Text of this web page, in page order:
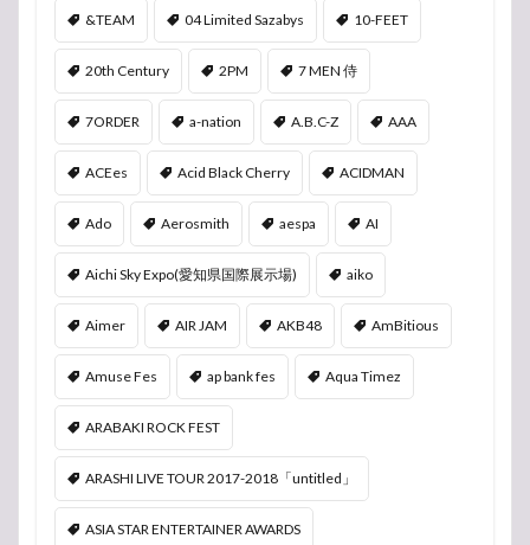
&TEAM 04 Limited Sazabys 10-FEET
20th Century 2PM 7 MEN 侍
7ORDER a-nation A.B.C-Z AAA
ACEes Acid Black Cherry ACIDMAN
Ado Aerosmith aespa AI
Aichi Sky Expo(愛知県国際展示場) aiko
Aimer AIR JAM AKB48 AmBitious
Amuse Fes ap bank fes Aqua Timez
ARABAKI ROCK FEST
ARASHI LIVE TOUR 2017-2018「untitled」
ASIA STAR ENTERTAINER AWARDS